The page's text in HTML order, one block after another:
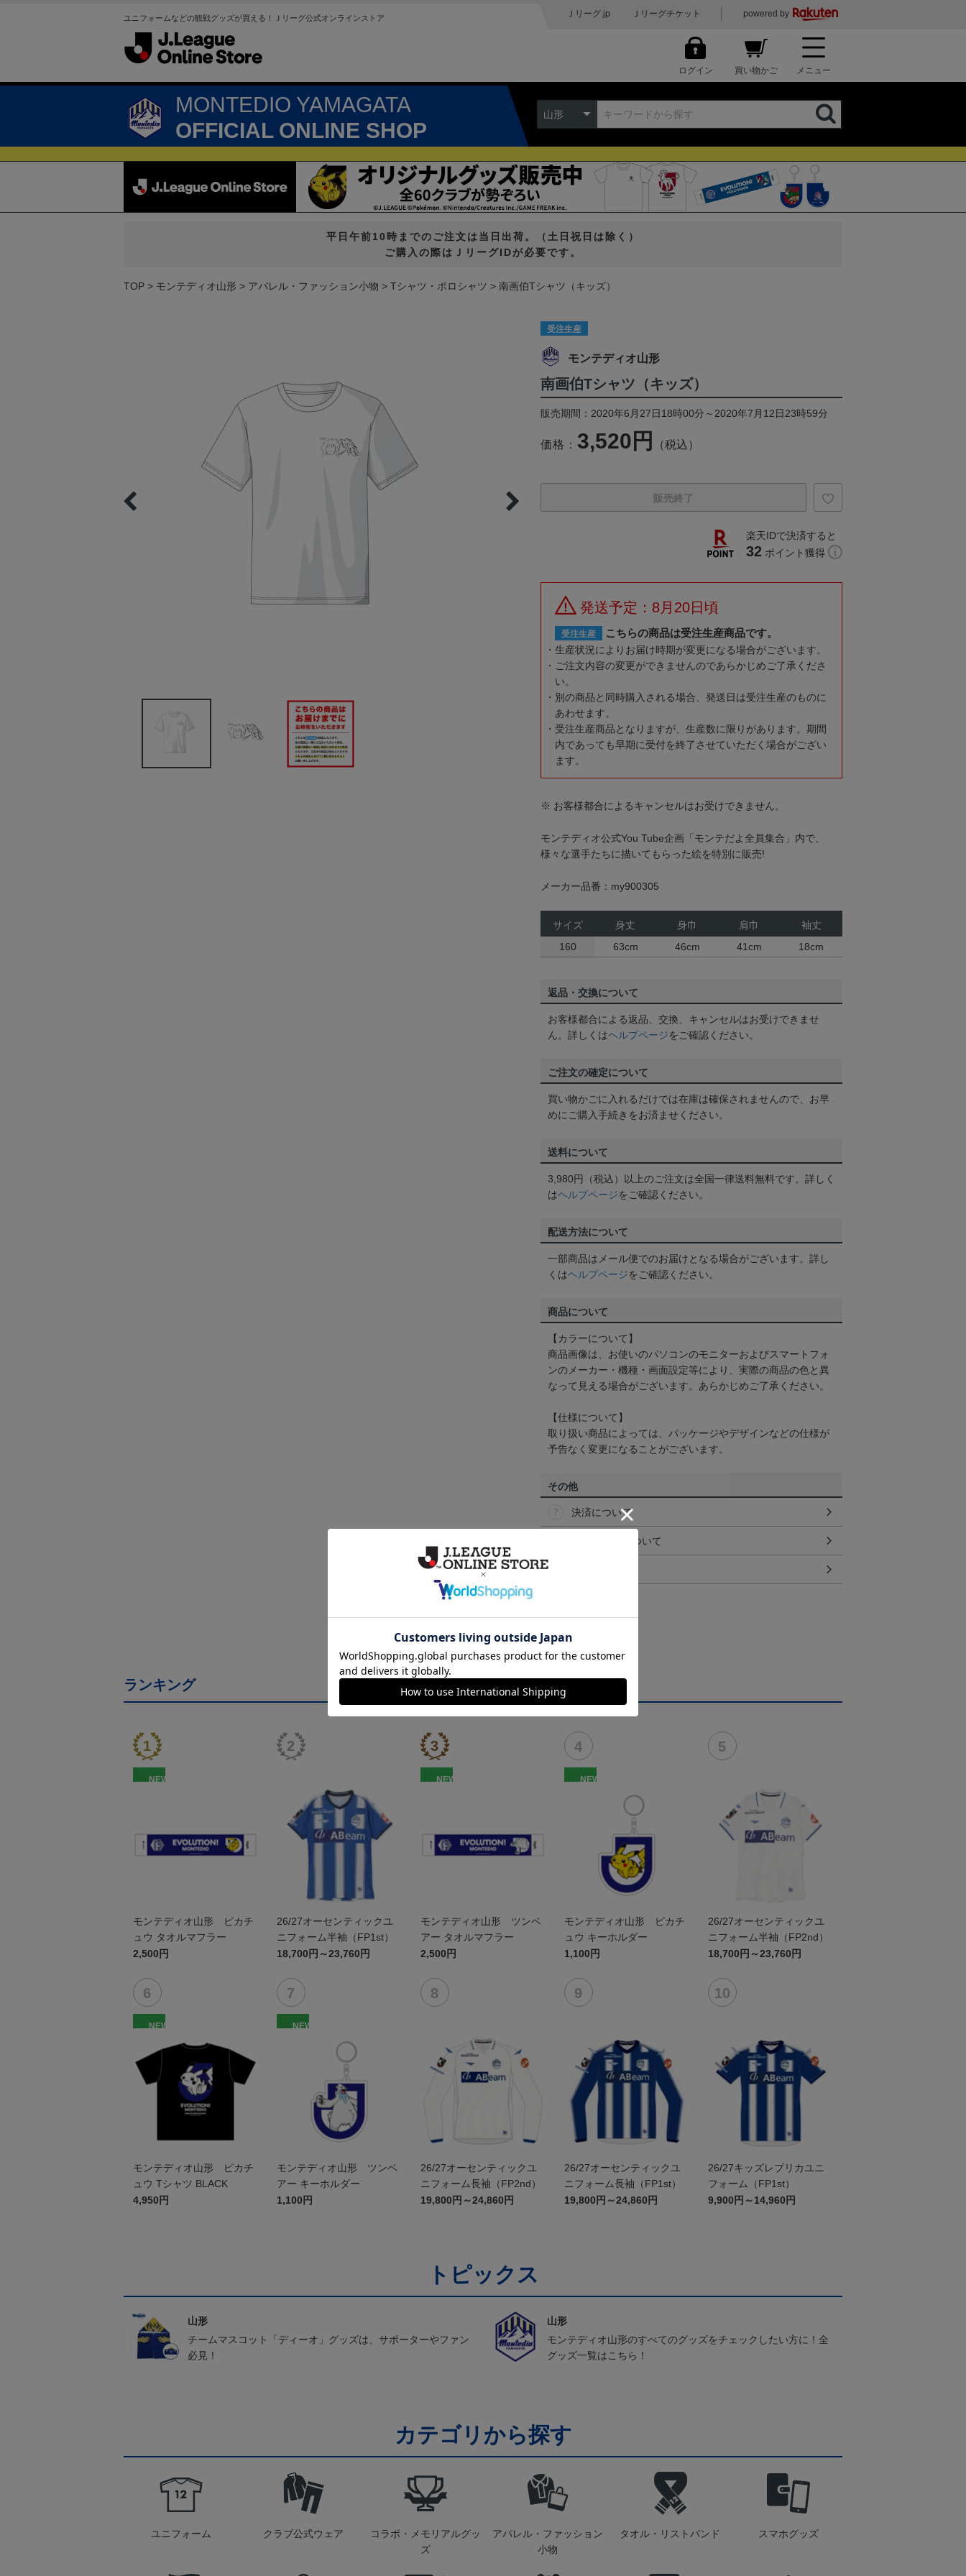
ユニフォームなどの観戦グッズが買える！Ｊリーグ公式オンラインストア Ｊリーグ.jp Ｊリーグチケット powered by
ログイン 買い物かご メニュー
MONTEDIO YAMAGATA
OFFICIAL ONLINE SHOP
山形
平日午前10時までのご注文は当日出荷。（土日祝日は除く）
ご購入の際はＪリーグIDが必要です。
TOP モンテディオ山形 アパレル・ファッション小物 Tシャツ・ポロシャツ 南画伯Tシャツ（キッズ）
受注生産
モンテディオ山形
南画伯Tシャツ（キッズ）
販売期間：2020年6月27日18時00分～2020年7月12日23時59分
価格： 3,520円 （税込）
販売終了
楽天IDで決済すると
32 ポイント獲得
発送予定：8月20日頃
受注生産 こちらの商品は受注生産商品です。
生産状況によりお届け時期が変更になる場合がございます。
ご注文内容の変更ができませんのであらかじめご了承くださ
い。
別の商品と同時購入される場合、発送日は受注生産のものに
あわせます。
受注生産商品となりますが、生産数に限りがあります。期間
内であっても早期に受付を終了させていただく場合がござい
ます。
※ お客様都合によるキャンセルはお受けできません。
モンテディオ公式You Tube企画「モンテだよ全員集合」内で、
様々な選手たちに描いてもらった絵を特別に販売!
メーカー品番：my900305
サイズ 身丈 身巾 肩巾
袖丈
160
63cm 46cm 41cm 18cm
返品・交換について
お客様都合による返品、交換、キャンセルはお受けできませ
ん。詳しくはヘルプページをご確認ください。
ご注文の確定について
買い物かごに入れるだけでは在庫は確保されませんので、お早
めにご購入手続きをお済ませください。
送料について
3,980円（税込）以上のご注文は全国一律送料無料です。詳しく
はヘルプページをご確認ください。
配送方法について
一部商品はメール便でのお届けとなる場合がございます。詳し
くはヘルプページをご確認ください。
商品について
【カラーについて】
商品画像は、お使いのパソコンのモニターおよびスマートフォ
ンのメーカー・機種・画面設定等により、実際の商品の色と異
なって見える場合がございます。あらかじめご了承ください。
【仕様について】
取り扱い商品によっては、パッケージやデザインなどの仕様が
予告なく変更になることがございます。
その他
決済について
ギフト対応について
ランキング
NEW
モンテディオ山形 ピカチ
ュウ タオルマフラー
2,500円
26/27オーセンティックユ
ニフォーム半袖（FP1st）
18,700円～23,760円
NEW
モンテディオ山形 ツンベ
アー タオルマフラー
2,500円
NEW
モンテディオ山形 ピカチ
ュウ キーホルダー
1,100円
26/27オーセンティックユ
ニフォーム半袖（FP2nd）
18,700円～23,760円
NEW
モンテディオ山形 ピカチ
ュウ Tシャツ BLACK
4,950円
NEW
モンテディオ山形 ツンベ
アー キーホルダー
1,100円
26/27オーセンティックユ
ニフォーム長袖（FP2nd）
19,800円～24,860円
26/27オーセンティックユ
ニフォーム長袖（FP1st）
19,800円～24,860円
26/27キッズレプリカユニ
フォーム（FP1st）
9,900円～14,960円
トピックス
山形
チームマスコット「ディーオ」グッズは、サポーターやファン
必見！
山形
モンテディオ山形のすべてのグッズをチェックしたい方に！全
グッズ一覧はこちら！
カテゴリから探す
ユニフォーム クラブ公式ウェア
コラボ・メモリアルグッ
ズ
アパレル・ファッション
小物
タオル・リストバンド スマホグッズ